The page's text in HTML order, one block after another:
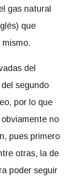
gas natural
que
del
segundo
por lo que
no
pues primero
otras, la de
poder seguir